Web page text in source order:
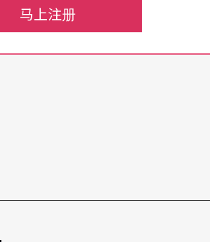
为何来到此地，我们首先会翻开族谱
是食谱。戏外的王珂瑶，慢岛剧团
公和摆夷外婆》，接著又以食谱触
杨千雅从遗物中翻出陈年往事，自
马上注册